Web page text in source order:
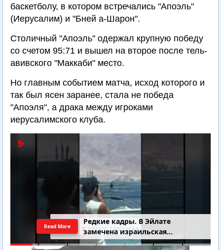
баскетболу, в котором встречались "Апоэль"
(Иерусалим) и "Бней а-Шарон".
Столичный "Апоэль" одержал крупную победу
со счетом 95:71 и вышел на второе после тель-
авивского "Маккаби" место.
Но главным событием матча, исход которого и
так был ясен заранее, стала не победа
"Апоэля", а драка между игроками
иерусалимского клуба.
Редкие кадры. В Эйлате
замечена израильская
подводная лодка
Read More